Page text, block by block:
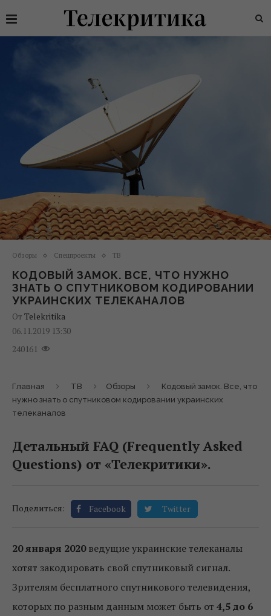
Обзоры Спецпроекты ТВ
КОДОВЫЙ ЗАМОК. ВСЕ, ЧТО НУЖНО
ЗНАТЬ О СПУТНИКОВОМ КОДИРОВАНИИ
УКРАИНСКИХ ТЕЛЕКАНАЛОВ
От Telekritika
06.11.2019 13:30
240161
Главная ТВ Обзоры
Кодовый замок. Все, что
нужно знать о спутниковом кодировании украинских
телеканалов
Детальный FAQ (Frequently Asked
Questions) от «Телекритики».
Поделиться: Facebook Twitter
20 января 2020ведущие украинские телеканалы
хотят закодировать свой спутниковый сигнал.
Зрителям бесплатного спутникового телевидения,
которых по разным данным может быть от 4,5 до 6